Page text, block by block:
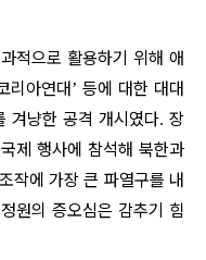
적으로 활용하기 위해 애
리아연대’등에 대한 대대
겨냥한 공격 개시였다. 장
제 행사에 참석해 북한과
작에 가장 큰 파열구를 내
원의 증오심은 감추기 힘